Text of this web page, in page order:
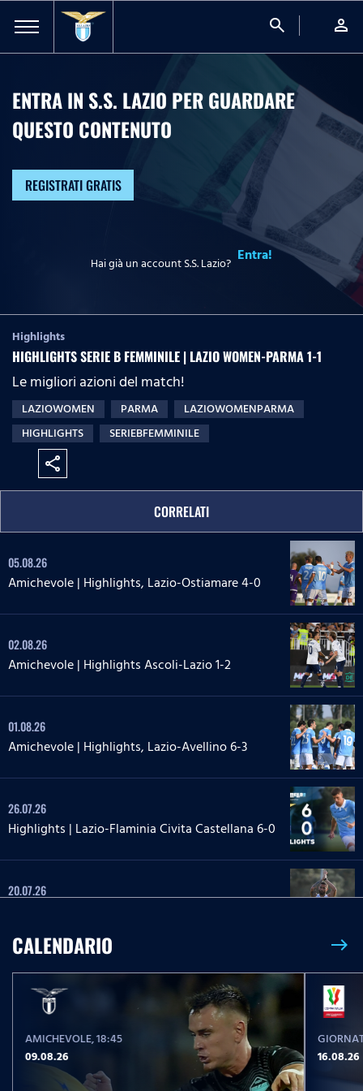
search person
ENTRA IN S.S. LAZIO PER GUARDARE
QUESTO CONTENUTO
REGISTRATI GRATIS
Hai già un account S.S. Lazio? Entra!
Highlights
HIGHLIGHTS SERIE B FEMMINILE | LAZIO WOMEN-PARMA 1-1
Le migliori azioni del match!
LAZIOWOMEN PARMA
LAZIOWOMENPARMA
HIGHLIGHTS
SERIEBFEMMINILE
share
CORRELATI
05.08.26
Amichevole | Highlights, Lazio-Ostiamare 4-0
02.08.26
Amichevole | Highlights Ascoli-Lazio 1-2
01.08.26
Amichevole | Highlights, Lazio-Avellino 6-3
26.07.26
Highlights | Lazio-Flaminia Civita Castellana 6-0
20.07.26
24.05.26
Highlights Serie A Enilive | Lazio-Pisa 2-1
17.05.26
Highlights Serie A Women Athora | Fiorentina-
Lazio Women 2-1
CALENDARIO east
AMICHEVOLE, 18:45
09.08.26
16.08.26